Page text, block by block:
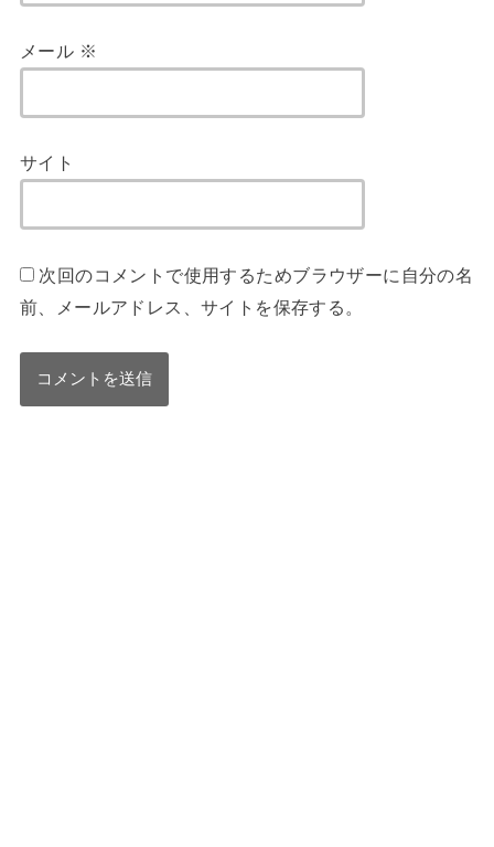
メール ※
サイト
次回のコメントで使用するためブラウザーに自分の名
前、メールアドレス、サイトを保存する。